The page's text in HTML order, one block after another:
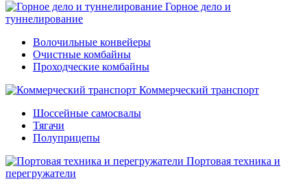
Горное дело и
туннелирование
Волочильные конвейеры
Очистные комбайны
Проходческие комбайны
Коммерческий транспорт
Шоссейные самосвалы
Тягачи
Полуприцепы
Портовая техника и
перегружатели